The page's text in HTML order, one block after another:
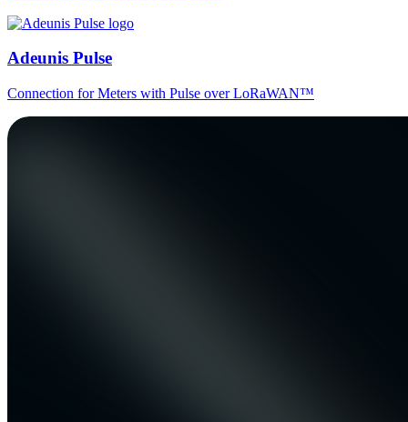
Adeunis Pulse
Connection for Meters with Pulse over LoRaWAN™